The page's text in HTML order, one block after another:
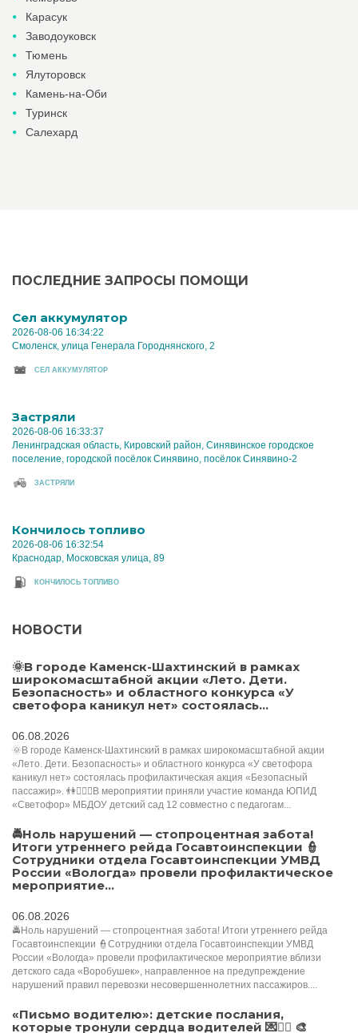
Карасук
Заводоуковск
Тюмень
Ялуторовск
Камень-на-Оби
Туринск
Салехард
ПОСЛЕДНИЕ ЗАПРОСЫ ПОМОЩИ
Cел аккумулятор
2026-08-06 16:34:22
Смоленск, улица Генерала Городнянского, 2
CЕЛ АККУМУЛЯТОР
Застряли
2026-08-06 16:33:37
Ленинградская область, Кировский район, Синявинское городское
поселение, городской посёлок Синявино, посёлок Синявино-2
ЗАСТРЯЛИ
Кончилось топливо
2026-08-06 16:32:54
Краснодар, Московская улица, 89
КОНЧИЛОСЬ ТОПЛИВО
НОВОСТИ
🌞В городе Каменск-Шахтинский в рамках
широкомасштабной акции «Лето. Дети.
Безопасность» и областного конкурса «У
светофора каникул нет» состоялась...
06.08.2026
🌞В городе Каменск-Шахтинский в рамках широкомасштабной акции
«Лето. Дети. Безопасность» и областного конкурса «У светофора
каникул нет» состоялась профилактическая акция «Безопасный
пассажир». 👫👮🏻‍♀️В мероприятии приняли участие команда ЮПИД
«Светофор» МБДОУ детский сад 12 совместно с педагогам...
🚔Ноль нарушений — стопроцентная забота!
Итоги утреннего рейда Госавтоинспекции 👮
Сотрудники отдела Госавтоинспекции УМВД
России «Вологда» провели профилактическое
мероприятие...
06.08.2026
🚔Ноль нарушений — стопроцентная забота! Итоги утреннего рейда
Госавтоинспекции 👮Сотрудники отдела Госавтоинспекции УМВД
России «Вологда» провели профилактическое мероприятие вблизи
детского сада «Воробушек», направленное на предупреждение
нарушений правил перевозки несовершеннолетних пассажиров....
«Письмо водителю»: детские послания,
которые тронули сердца водителей 💌👮‍♂️ 🎨